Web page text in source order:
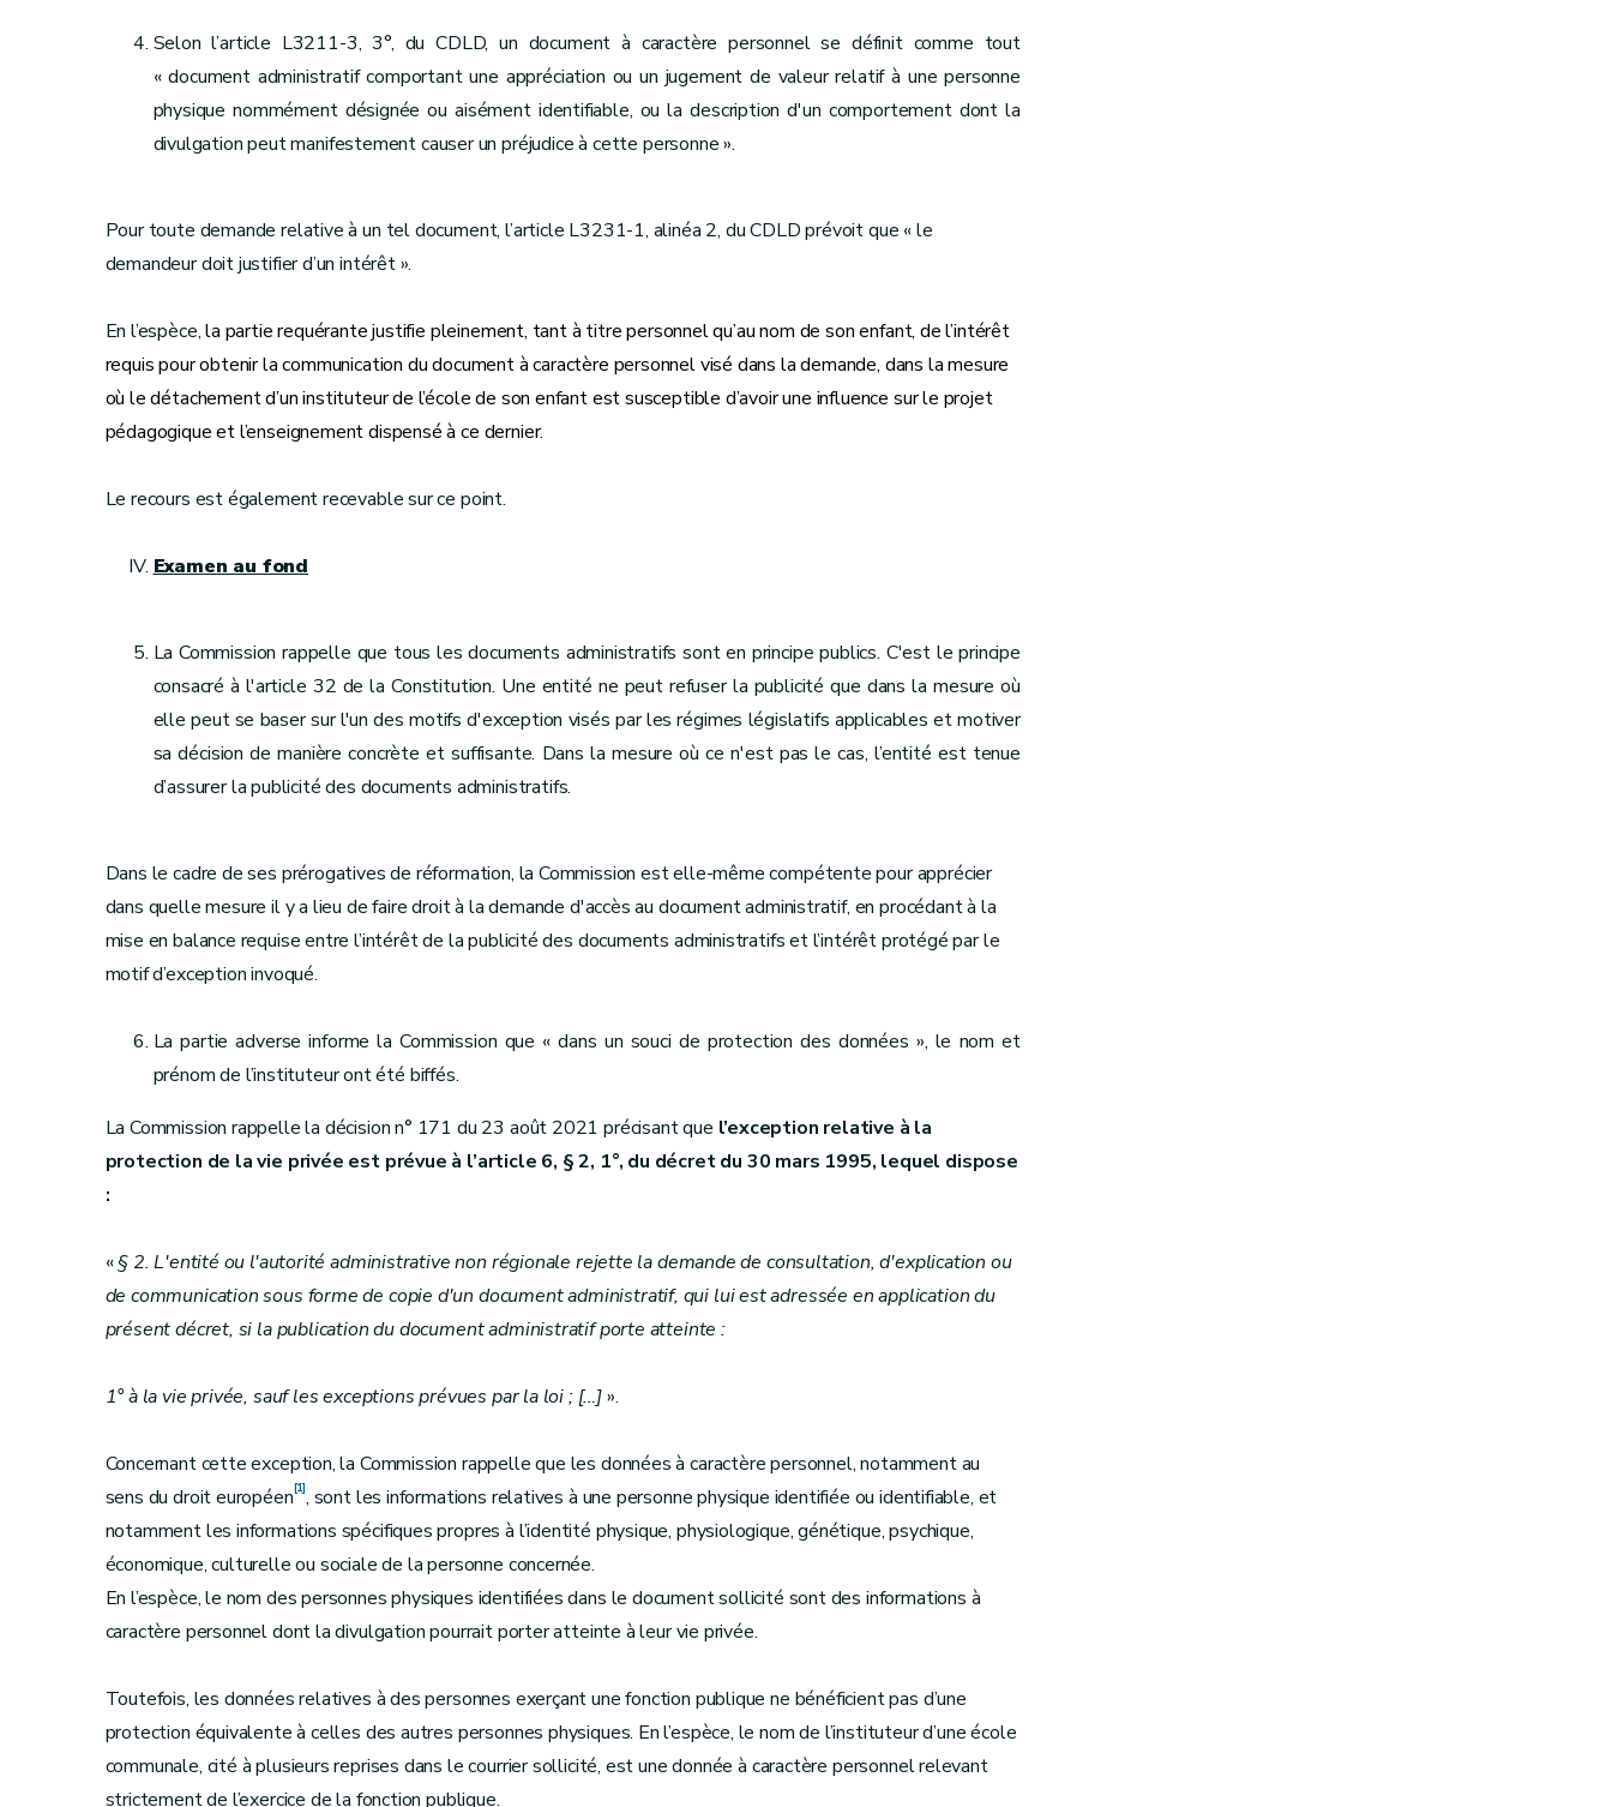
Selon l’article L3211-3, 3°, du CDLD, un document à caractère personnel se définit comme tout
« document administratif comportant une appréciation ou un jugement de valeur relatif à une personne
physique nommément désignée ou aisément identifiable, ou la description d'un comportement dont la
divulgation peut manifestement causer un préjudice à cette personne ».
Pour toute demande relative à un tel document, l’article L3231-1, alinéa 2, du CDLD prévoit que « le
demandeur doit justifier d’un intérêt ».
En l’espèce,la partie requérante justifie pleinement, tant à titre personnel qu’au nom de son enfant, de l’intérêt
requis pour obtenir la communication du document à caractère personnel visé dans la demande, dans la mesure
où le détachement d’un instituteur de l’école de son enfant est susceptible d’avoir une influence sur le projet
pédagogique et l’enseignement dispensé à ce dernier.
Le recours est également recevable sur ce point.
Examen au fond
La Commission rappelle que tous les documents administratifs sont en principe publics. C'est le principe
consacré à l'article 32 de la Constitution. Une entité ne peut refuser la publicité que dans la mesure où
elle peut se baser sur l'un des motifs d'exception visés par les régimes législatifs applicables et motiver
sa décision de manière concrète et suffisante. Dans la mesure où ce n'est pas le cas, l’entité est tenue
d’assurer la publicité des documents administratifs.
Dans le cadre de ses prérogatives de réformation, la Commission est elle-même compétente pour apprécier
dans quelle mesure il y a lieu de faire droit à la demande d'accès au document administratif, en procédant à la
mise en balance requise entre l’intérêt de la publicité des documents administratifs et l’intérêt protégé par le
motif d’exception invoqué.
La partie adverse informe la Commission que « dans un souci de protection des données », le nom et
prénom de l’instituteur ont été biffés.
La Commission rappelle la décision n° 171 du 23 août 2021 précisant que l’exception relative à la
protection de la vie privée est prévue à l’article 6, § 2, 1°, du décret du 30 mars 1995, lequel dispose
:
«§ 2. L'entité ou l'autorité administrative non régionale rejette la demande de consultation, d'explication ou
de communication sous forme de copie d'un document administratif, qui lui est adressée en application du
présent décret, si la publication du document administratif porte atteinte :
1° à la vie privée, sauf les exceptions prévues par la loi ; […]».
Concernant cette exception, la Commission rappelle que les données à caractère personnel, notamment au
sens du droit européen[1], sont les informations relatives à une personne physique identifiée ou identifiable, et
notamment les informations spécifiques propres à l’identité physique, physiologique, génétique, psychique,
économique, culturelle ou sociale de la personne concernée.
En l’espèce, le nom des personnes physiques identifiées dans le document sollicité sont des informations à
caractère personnel dont la divulgation pourrait porter atteinte à leur vie privée.
Toutefois, les données relatives à des personnes exerçant une fonction publique ne bénéficient pas d’une
protection équivalente à celles des autres personnes physiques. En l’espèce, le nom de l’instituteur d’une école
communale, cité à plusieurs reprises dans le courrier sollicité, est une donnée à caractère personnel relevant
strictement de l’exercice de la fonction publique.